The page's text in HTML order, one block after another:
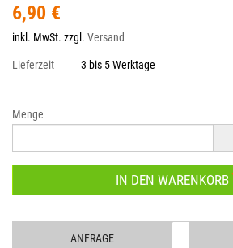
6,90 €
inkl. MwSt. zzgl. Versand
Lieferzeit 3 bis 5 Werktage
Menge
IN DEN WARENKORB
ANFRAGE